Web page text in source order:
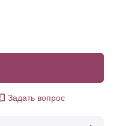
Задать вопрос